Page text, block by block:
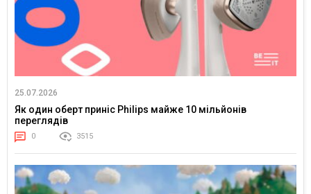
25.07.2026
Як один оберт приніс Philips майже 10 мільйонів
переглядів
0 3515